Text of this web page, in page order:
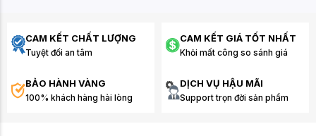
CAM KẾT CHẤT LƯỢNG
Tuyệt đối an tâm
CAM KẾT GIÁ TỐT NHẤT
Khỏi mất công so sánh giá
BẢO HÀNH VÀNG
100% khách hàng hài lòng
DỊCH VỤ HẬU MÃI
Support trọn đời sản phẩm